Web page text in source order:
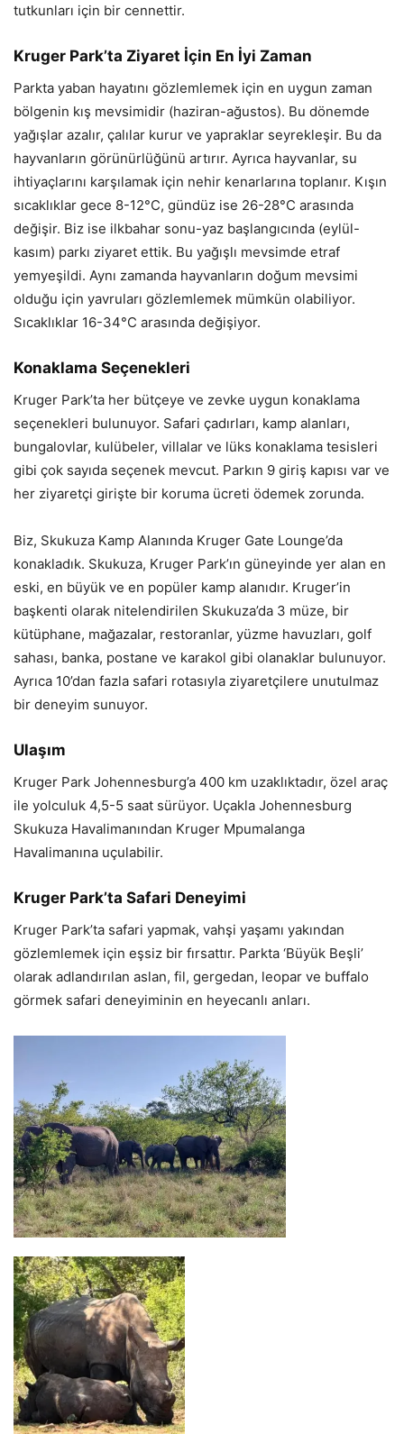
tutkunları için bir cennettir.
Kruger Park’ta Ziyaret İçin En İyi Zaman
Parkta yaban hayatını gözlemlemek için en uygun zaman
bölgenin kış mevsimidir (haziran-ağustos). Bu dönemde
yağışlar azalır, çalılar kurur ve yapraklar seyrekleşir. Bu da
hayvanların görünürlüğünü artırır. Ayrıca hayvanlar, su
ihtiyaçlarını karşılamak için nehir kenarlarına toplanır. Kışın
sıcaklıklar gece 8-12°C, gündüz ise 26-28°C arasında
değişir. Biz ise ilkbahar sonu-yaz başlangıcında (eylül-
kasım) parkı ziyaret ettik. Bu yağışlı mevsimde etraf
yemyeşildi. Aynı zamanda hayvanların doğum mevsimi
olduğu için yavruları gözlemlemek mümkün olabiliyor.
Sıcaklıklar 16-34°C arasında değişiyor.
Konaklama Seçenekleri
Kruger Park’ta her bütçeye ve zevke uygun konaklama
seçenekleri bulunuyor. Safari çadırları, kamp alanları,
bungalovlar, kulübeler, villalar ve lüks konaklama tesisleri
gibi çok sayıda seçenek mevcut. Parkın 9 giriş kapısı var ve
her ziyaretçi girişte bir koruma ücreti ödemek zorunda.
Biz, Skukuza Kamp Alanında Kruger Gate Lounge’da
konakladık. Skukuza, Kruger Park’ın güneyinde yer alan en
eski, en büyük ve en popüler kamp alanıdır. Kruger’in
başkenti olarak nitelendirilen Skukuza’da 3 müze, bir
kütüphane, mağazalar, restoranlar, yüzme havuzları, golf
sahası, banka, postane ve karakol gibi olanaklar bulunuyor.
Ayrıca 10’dan fazla safari rotasıyla ziyaretçilere unutulmaz
bir deneyim sunuyor.
Ulaşım
Kruger Park Johennesburg’a 400 km uzaklıktadır, özel araç
ile yolculuk 4,5-5 saat sürüyor. Uçakla Johennesburg
Skukuza Havalimanından Kruger Mpumalanga
Havalimanına uçulabilir.
Kruger Park’ta Safari Deneyimi
Kruger Park’ta safari yapmak, vahşi yaşamı yakından
gözlemlemek için eşsiz bir fırsattır. Parkta ‘Büyük Beşli’
olarak adlandırılan aslan, fil, gergedan, leopar ve buffalo
görmek safari deneyiminin en heyecanlı anları.